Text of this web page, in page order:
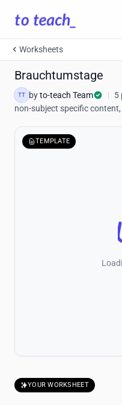
Worksheets
Brauchtumstage
TT byto-teach Team | 5
non-subject specific
TEMPLATE
YOUR WORKSHEET